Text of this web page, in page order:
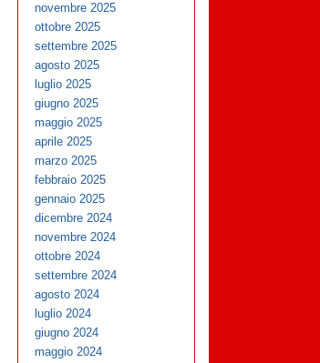
novembre 2025
ottobre 2025
settembre 2025
agosto 2025
luglio 2025
giugno 2025
maggio 2025
aprile 2025
marzo 2025
febbraio 2025
gennaio 2025
dicembre 2024
novembre 2024
ottobre 2024
settembre 2024
agosto 2024
luglio 2024
giugno 2024
maggio 2024